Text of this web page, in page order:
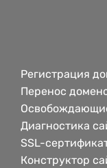
Регистрация
Перенос
Диагностика
SSL-
Конструктор